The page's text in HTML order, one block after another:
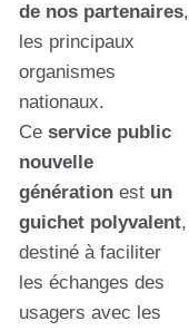
de nos partenaires,
les principaux
organismes
nationaux.
Ce service public
nouvelle
génération est un
guichet polyvalent,
destiné à faciliter
les échanges des
usagers avec les